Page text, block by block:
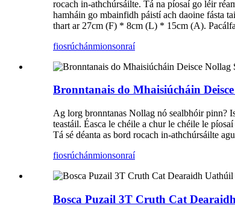
rocach in-athchúrsáilte. Tá na píosaí go léir
hamháin go mbainfidh páistí ach daoine fásta
thart ar 27cm (F) * 8cm (L) * 15cm (A).
fiosrúchánmionsonraí
Bronntanais do Mhaisiúcháin
Ag lorg bronntanas Nollag nó sealbhóir pinn?
teastáil. Éasca le chéile a chur le chéile le
Tá sé déanta as bord rocach in-athchúrsáilte
fiosrúchánmionsonraí
Bosca Puzail 3T Cruth Cat